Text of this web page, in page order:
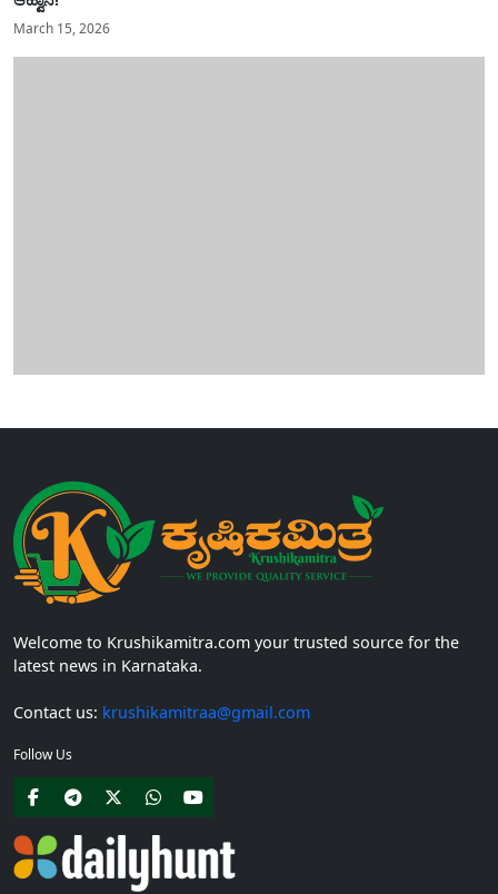
March 15, 2026
Welcome to Krushikamitra.com your trusted source for the
latest news in Karnataka.
Contact us: krushikamitraa@gmail.com
Follow Us